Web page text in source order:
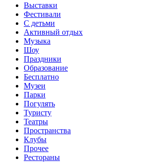
Выставки
Фестивали
С детьми
Активный отдых
Музыка
Шоу
Праздники
Образование
Бесплатно
Музеи
Парки
Погулять
Туристу
Театры
Пространства
Клубы
Прочее
Рестораны